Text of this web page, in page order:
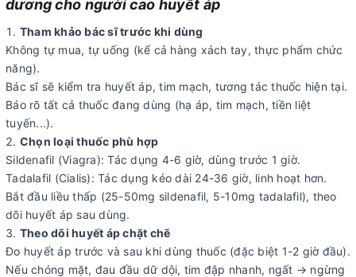
dương cho người cao huyết áp
Tham khảo bác sĩ trước khi dùng
Không tự mua, tự uống (kể cả hàng xách tay, thực phẩm chức
năng).
Bác sĩ sẽ kiểm tra huyết áp, tim mạch, tương tác thuốc hiện tại.
Báo rõ tất cả thuốc đang dùng (hạ áp, tim mạch, tiền liệt
tuyến...).
Chọn loại thuốc phù hợp
Sildenafil (Viagra): Tác dụng 4-6 giờ, dùng trước 1 giờ.
Tadalafil (Cialis): Tác dụng kéo dài 24-36 giờ, linh hoạt hơn.
Bắt đầu liều thấp (25-50mg sildenafil, 5-10mg tadalafil), theo
dõi huyết áp sau dùng.
Theo dõi huyết áp chặt chẽ
Đo huyết áp trước và sau khi dùng thuốc (đặc biệt 1-2 giờ đầu).
Nếu chóng mặt, đau đầu dữ dội, tim đập nhanh, ngất → ngừng